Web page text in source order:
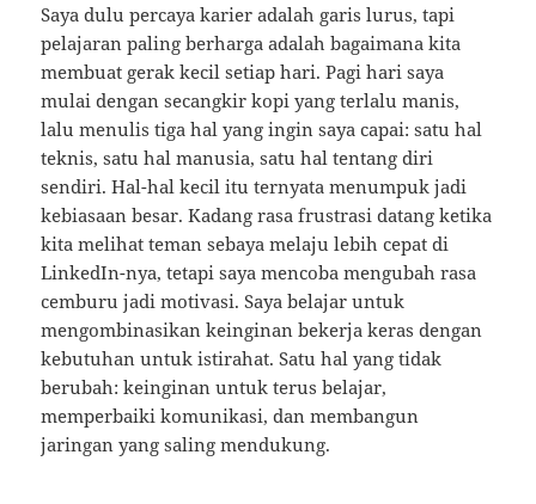
Saya dulu percaya karier adalah garis lurus, tapi
pelajaran paling berharga adalah bagaimana kita
membuat gerak kecil setiap hari. Pagi hari saya
mulai dengan secangkir kopi yang terlalu manis,
lalu menulis tiga hal yang ingin saya capai: satu hal
teknis, satu hal manusia, satu hal tentang diri
sendiri. Hal-hal kecil itu ternyata menumpuk jadi
kebiasaan besar. Kadang rasa frustrasi datang ketika
kita melihat teman sebaya melaju lebih cepat di
LinkedIn-nya, tetapi saya mencoba mengubah rasa
cemburu jadi motivasi. Saya belajar untuk
mengombinasikan keinginan bekerja keras dengan
kebutuhan untuk istirahat. Satu hal yang tidak
berubah: keinginan untuk terus belajar,
memperbaiki komunikasi, dan membangun
jaringan yang saling mendukung.